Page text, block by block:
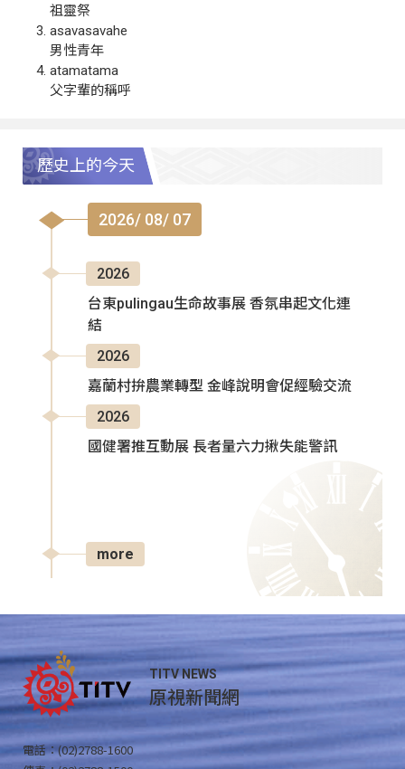
祖靈祭
asavasavahe
男性青年
atamatama
父字輩的稱呼
歷史上的今天
2026/ 08/ 07
2026
台東pulingau生命故事展 香氛串起文化連
結
2026
嘉蘭村拚農業轉型 金峰說明會促經驗交流
2026
國健署推互動展 長者量六力揪失能警訊
more
TITV NEWS
原視新聞網
電話：(02)2788-1600